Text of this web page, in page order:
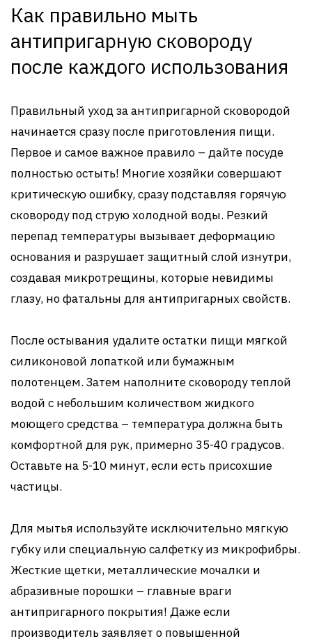
Как правильно мыть
антипригарную сковороду
после каждого использования
Правильный уход за антипригарной сковородой
начинается сразу после приготовления пищи.
Первое и самое важное правило – дайте посуде
полностью остыть! Многие хозяйки совершают
критическую ошибку, сразу подставляя горячую
сковороду под струю холодной воды. Резкий
перепад температуры вызывает деформацию
основания и разрушает защитный слой изнутри,
создавая микротрещины, которые невидимы
глазу, но фатальны для антипригарных свойств.
После остывания удалите остатки пищи мягкой
силиконовой лопаткой или бумажным
полотенцем. Затем наполните сковороду теплой
водой с небольшим количеством жидкого
моющего средства – температура должна быть
комфортной для рук, примерно 35-40 градусов.
Оставьте на 5-10 минут, если есть присохшие
частицы.
Для мытья используйте исключительно мягкую
губку или специальную салфетку из микрофибры.
Жесткие щетки, металлические мочалки и
абразивные порошки – главные враги
антипригарного покрытия! Даже если
производитель заявляет о повышенной